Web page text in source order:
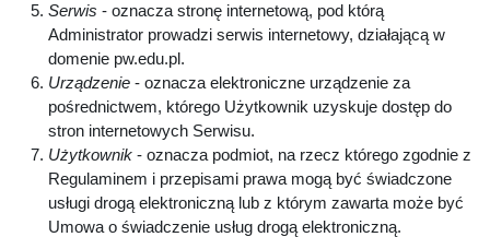
Serwis - oznacza stronę internetową, pod którą
Administrator prowadzi serwis internetowy, działającą w
domenie pw.edu.pl.
Urządzenie - oznacza elektroniczne urządzenie za
pośrednictwem, którego Użytkownik uzyskuje dostęp do
stron internetowych Serwisu.
Użytkownik - oznacza podmiot, na rzecz którego zgodnie z
Regulaminem i przepisami prawa mogą być świadczone
usługi drogą elektroniczną lub z którym zawarta może być
Umowa o świadczenie usług drogą elektroniczną.